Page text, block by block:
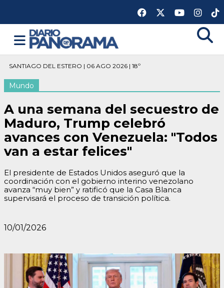
SANTIAGO DEL ESTERO | 06 AGO 2026 | 18º
Mundo
A una semana del secuestro de
Maduro, Trump celebró
avances con Venezuela: "Todos
van a estar felices"
El presidente de Estados Unidos aseguró que la
coordinación con el gobierno interino venezolano
avanza “muy bien” y ratificó que la Casa Blanca
supervisará el proceso de transición política.
10/01/2026